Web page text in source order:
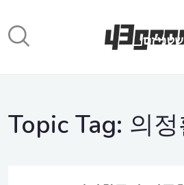
Topic Tag: 의